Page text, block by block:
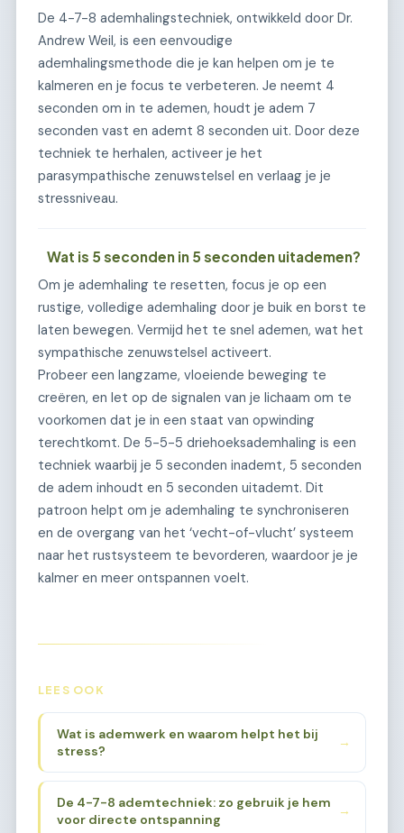
De 4-7-8 ademhalingstechniek, ontwikkeld door Dr.
Andrew Weil, is een eenvoudige
ademhalingsmethode die je kan helpen om je te
kalmeren en je focus te verbeteren. Je neemt 4
seconden om in te ademen, houdt je adem 7
seconden vast en ademt 8 seconden uit. Door deze
techniek te herhalen, activeer je het
parasympathische zenuwstelsel en verlaag je je
stressniveau.
Wat is 5 seconden in 5 seconden uitademen?
Om je ademhaling te resetten, focus je op een
rustige, volledige ademhaling door je buik en borst te
laten bewegen. Vermijd het te snel ademen, wat het
sympathische zenuwstelsel activeert.
Probeer een langzame, vloeiende beweging te
creëren, en let op de signalen van je lichaam om te
voorkomen dat je in een staat van opwinding
terechtkomt. De 5-5-5 driehoeksademhaling is een
techniek waarbij je 5 seconden inademt, 5 seconden
de adem inhoudt en 5 seconden uitademt. Dit
patroon helpt om je ademhaling te synchroniseren
en de overgang van het ‘vecht-of-vlucht’ systeem
naar het rustsysteem te bevorderen, waardoor je je
kalmer en meer ontspannen voelt.
LEES OOK
Wat is ademwerk en waarom helpt het bij
stress?
→
De 4-7-8 ademtechniek: zo gebruik je hem
voor directe ontspanning
→